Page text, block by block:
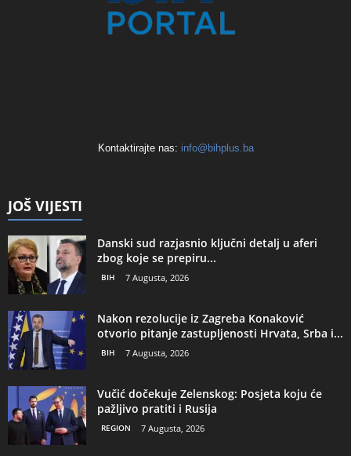
Kontaktirajte nas: info@bihplus.ba
JOŠ VIJESTI
Danski sud razjasnio ključni detalj u aferi
zbog koje se prepiru...
BIH 7 Augusta, 2026
Nakon rezolucije iz Zagreba Konaković
otvorio pitanje zastupljenosti Hrvata, Srba i...
BIH 7 Augusta, 2026
Vučić dočekuje Zelenskog: Posjeta koju će
pažljivo pratiti i Rusija
REGION 7 Augusta, 2026